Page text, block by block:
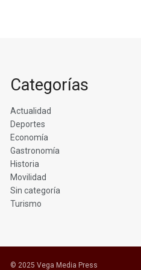
Categorías
Actualidad
Deportes
Economía
Gastronomía
Historia
Movilidad
Sin categoría
Turismo
© 2025 Vega Media Press